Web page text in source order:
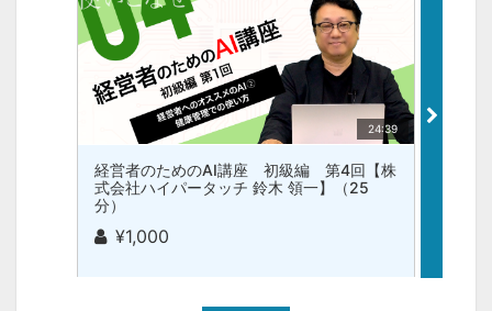
24:39
経営者のためのAI講座 初級編 第4回【株
式会社ハイパータッチ 鈴木 領一】（25
分）
¥1,000